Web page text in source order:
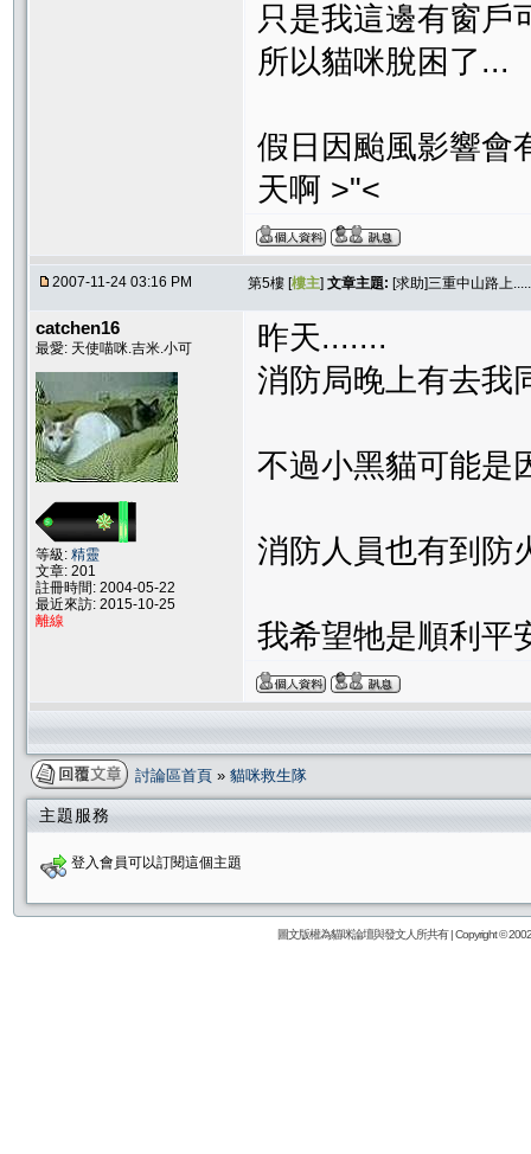
只是我這邊有窗戶
所以貓咪脫困了...
假日因颱風影響會
天啊 >"<
2007-11-24 03:16 PM 第5樓 [樓主] 文章主題: [求助]三重中山路上
catchen16
最愛: 天使喵咪.吉米.小可
等級: 精靈
文章: 201
註冊時間: 2004-05-22
最近來訪: 2015-10-25
離線
昨天.......
消防局晚上有去我
不過小黑貓可能是
消防人員也有到防
我希望牠是順利平
討論區首頁 » 貓咪救生隊
主題服務
登入會員可以訂閱這個主題
圖文版權為貓咪論壇與發文人所共有 | Copyright ©